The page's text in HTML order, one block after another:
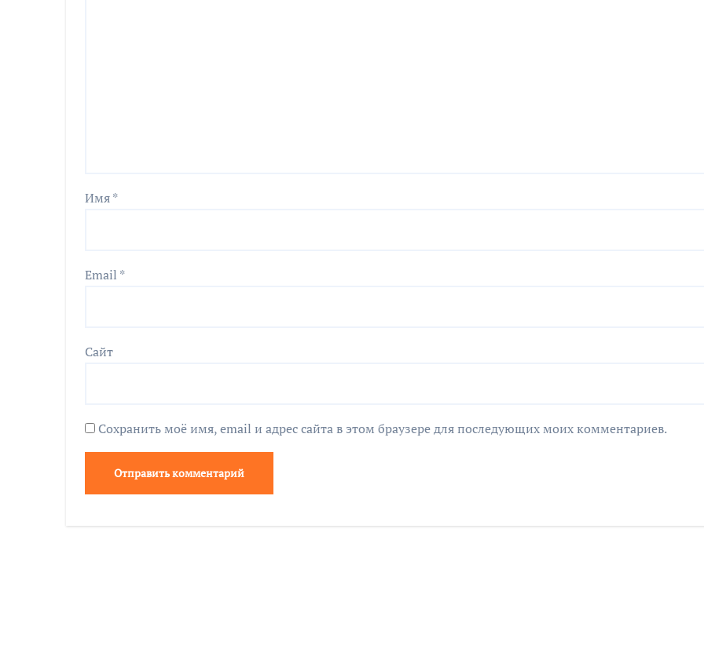
Имя*
Email *
Сайт
Сохранить моё имя, email и адрес сайта в этом браузере для последующих моих комментариев.